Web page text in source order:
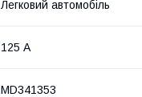
Легковий автомобіль
125 А
MD341353